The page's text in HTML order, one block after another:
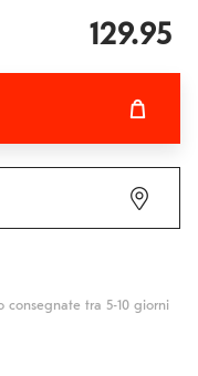
129.95
tra 5-10 giorni